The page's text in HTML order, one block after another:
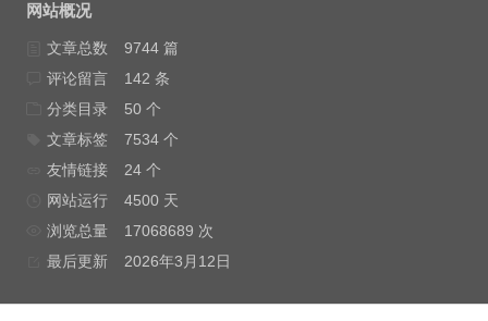
网站概况
文章总数
9744 篇
评论留言
142 条
分类目录
50 个
文章标签
7534 个
友情链接
24 个
网站运行
4500 天
浏览总量
17068689 次
最后更新
2026年3月12日